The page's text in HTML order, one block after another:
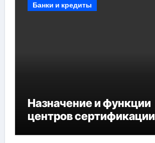
Банки и кредиты
Назначение и функции
центров сертификации